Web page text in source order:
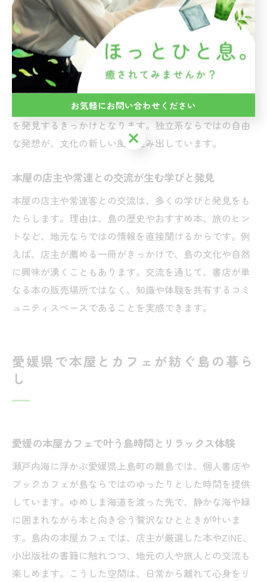
愛媛県の独立系書店は、瀬戸内の新しい文化を発信する
拠点として注目されています。その理由は、地元クリエ
イターや出版社と連携したイベントや、地域限定の書籍
展開など、多様な文化活動が展開されているからです。
例えば、上島町の個人書店では、島の歴史や自然、アー
トをテーマにした特集コーナーが設けられ、地域の魅力
を発見するきっかけとなります。独立系ならではの自由
な発想が、文化の新しい風を生み出しています。
本屋の店主や常連との交流が生む学びと発見
本屋の店主や常連客との交流は、多くの学びと発見をも
たらします。理由は、島の歴史やおすすめ本、旅のヒン
トなど、地元ならではの情報を直接聞けるからです。例
えば、店主が薦める一冊がきっかけで、島の文化や自然
に興味が湧くこともあります。交流を通じて、書店が単
なる本の販売場所ではなく、知識や体験を共有するコミ
ュニティスペースであることを実感できます。
愛媛県で本屋とカフェが紡ぐ島の暮ら
し
愛媛の本屋カフェで叶う島時間とリラックス体験
瀬戸内海に浮かぶ愛媛県上島町の離島では、個人書店や
ブックカフェが島ならではのゆったりとした時間を提供
しています。ゆめしま海道を渡った先で、静かな海や緑
に囲まれながら本と向き合う贅沢なひとときが叶いま
す。島内の本屋カフェでは、店主が厳選した本やZINE、
小出版社の書籍に触れつつ、地元の人や旅人との交流も
楽しめます。こうした空間は、日常から離れて心身をリ
お気軽にお問い合わせください
お気軽にお問い合わせください